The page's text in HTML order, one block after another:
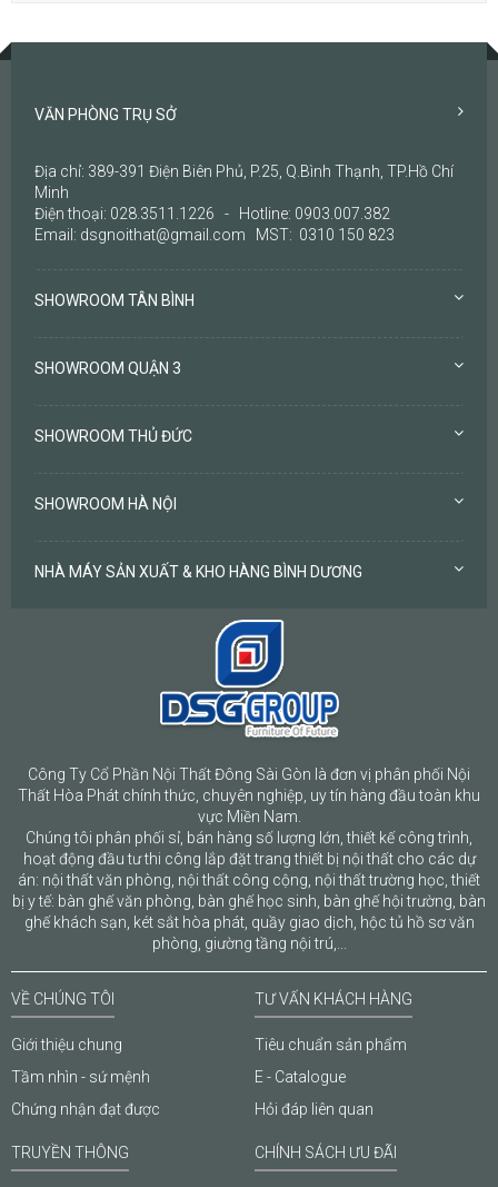
VĂN PHÒNG TRỤ SỞ
Địa chỉ: 389-391 Điện Biên Phủ, P.25, Q.Bình Thạnh, TP.Hồ Chí
Minh
Điện thoại: 028.3511.1226 - Hotline: 0903.007.382
Email: dsgnoithat@gmail.com MST: 0310 150 823
SHOWROOM TÂN BÌNH
SHOWROOM QUẬN 3
SHOWROOM THỦ ĐỨC
SHOWROOM HÀ NỘI
NHÀ MÁY SẢN XUẤT & KHO HÀNG BÌNH DƯƠNG
Công Ty Cổ Phần Nội Thất Đông Sài Gòn là đơn vị phân phối Nội
Thất Hòa Phát chính thức, chuyên nghiệp, uy tín hàng đầu toàn khu
vực Miền Nam.
Chúng tôi phân phối sỉ, bán hàng số lượng lớn, thiết kế công trình,
hoạt động đầu tư thi công lắp đặt trang thiết bị nội thất cho các dự
án: nội thất văn phòng, nội thất công cộng, nội thất trường học, thiết
bị y tế: bàn ghế văn phòng, bàn ghế học sinh, bàn ghế hội trường, bàn
ghế khách sạn, két sắt hòa phát, quầy giao dịch, hộc tủ hồ sơ văn
phòng, giường tầng nội trú,...
VỀ CHÚNG TÔI
Giới thiệu chung
Tầm nhìn - sứ mệnh
Chứng nhận đạt được
TƯ VẤN KHÁCH HÀNG
Tiêu chuẩn sản phẩm
E - Catalogue
Hỏi đáp liên quan
TRUYỀN THÔNG CHÍNH SÁCH ƯU ĐÃI